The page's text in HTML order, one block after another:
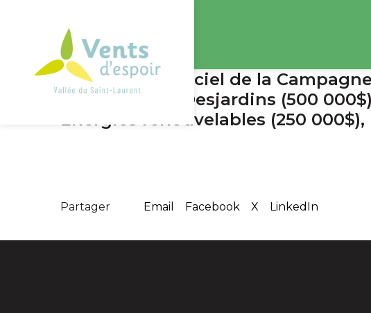
Lancement officiel de la
déjà inscrits : Desjardins (500
Énergies renouvelables (250
Partager Email Facebook X LinkedIn